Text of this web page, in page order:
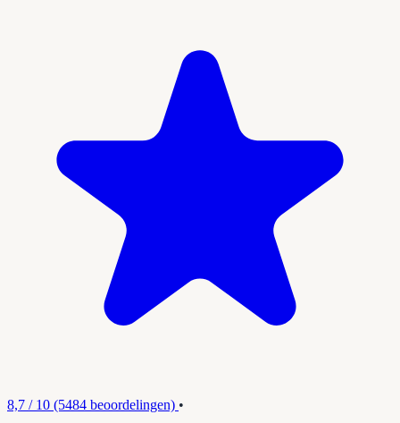
8,7 / 10 (5484 beoordelingen) •